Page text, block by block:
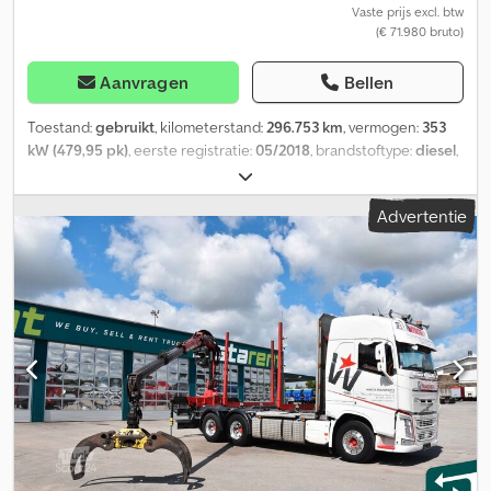
Vaste prijs excl. btw
(€ 71.980 bruto)
Aanvragen Bellen
Toestand:gebruikt, kilometerstand:296.753 km, vermogen: 353
kW (479,95 pk), eerste registratie:05/2018, brandstoftype:diesel,
3.650 mm
bestuurderscabine:overig, soort overbrenging:automatisch,
emissieklasse:Euro 6, ophanging:staal-lucht , aantal zitplaatsen:2,
laadruimte inhoud: 39 m³ , laadruimte lengte:6.650 mm
laadruimtebreedte:
, laadruimtehoogte: 2.400 mm,
Uitrusting:airconditioning, cruise control, hydraulica,
standkachel, Kleur: wit, Laadruimte (L B H): 6.650 mm x 2.500 mm x
2.400 mm, Laadvolume: 39 m³, Stoffen bekleding stoelen,
Interieurkleur: zwart, Luchtgeveerde bladvering, Intarder, Digitale
tachograaf, Koppelschotel: Fischer, PTO: NH/4C pomp,
Elektronisch remsysteem EBS, Remassistent, Elektronisch
stabiliteitsprogramma ESP, Standkachel/automatische
voorselectie, Comfort bestuurdersstoel, Luchtgeveerde
bestuurdersstoel, Radio/CD, Voorbereiding voor Bluetooth
Advertentie